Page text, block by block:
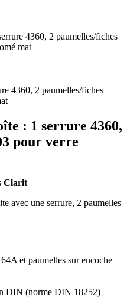
4360, 2 paumelles/fiches
mat
: 1 serrure 4360,
pour verre
Clarit
avec une serrure, 2 paumelles
et paumelles sur encoche
DIN (norme DIN 18252)